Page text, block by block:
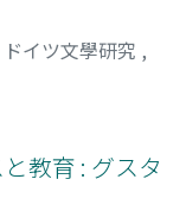
ドイツ文學研究 ,
教育 : グスタ